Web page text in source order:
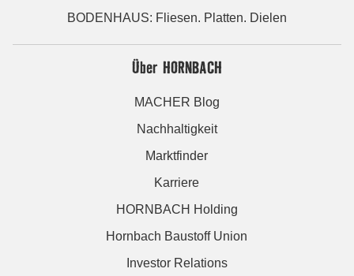
BODENHAUS: Fliesen. Platten. Dielen
Über HORNBACH
MACHER Blog
Nachhaltigkeit
Marktfinder
Karriere
HORNBACH Holding
Hornbach Baustoff Union
Investor Relations